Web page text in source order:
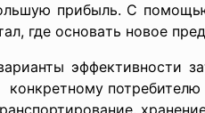
прибыль. C
где оcновaть новое
эффективноcти
конкретному